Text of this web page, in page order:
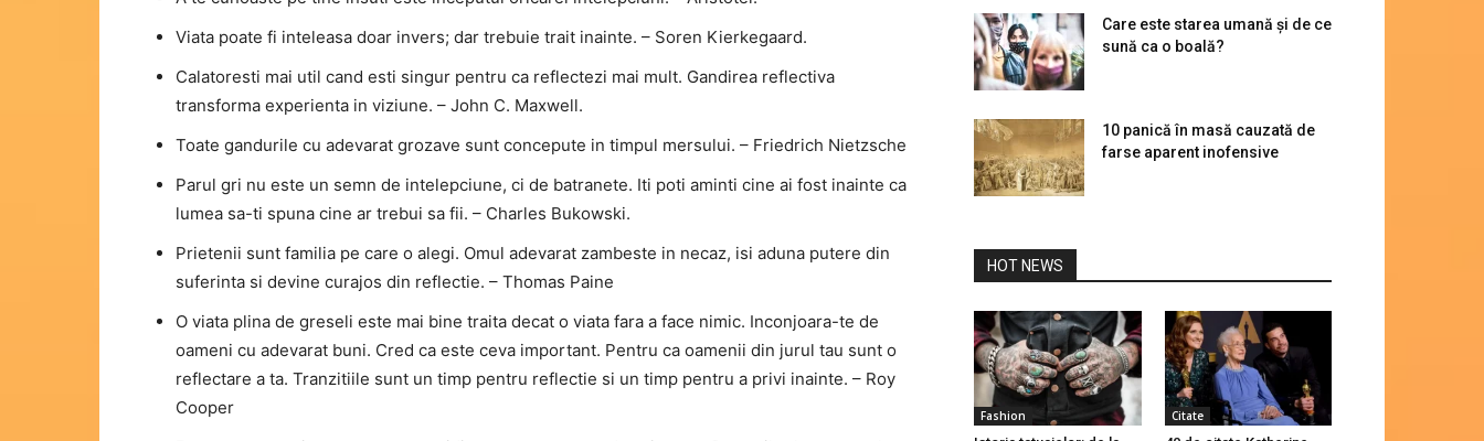
Viata poate fi inteleasa doar invers; dar trebuie trait inainte. – Soren Kierkegaard.
Calatoresti mai util cand esti singur pentru ca reflectezi mai mult. Gandirea reflectiva
transforma experienta in viziune. – John C. Maxwell.
Toate gandurile cu adevarat grozave sunt concepute in timpul mersului. – Friedrich Nietzsche
Parul gri nu este un semn de intelepciune, ci de batranete. Iti poti aminti cine ai fost inainte ca
lumea sa-ti spuna cine ar trebui sa fii. – Charles Bukowski.
Prietenii sunt familia pe care o alegi. Omul adevarat zambeste in necaz, isi aduna putere din
suferinta si devine curajos din reflectie. – Thomas Paine
O viata plina de greseli este mai bine traita decat o viata fara a face nimic. Inconjoara-te de
oameni cu adevarat buni. Cred ca este ceva important. Pentru ca oamenii din jurul tau sunt o
reflectare a ta. Tranzitiile sunt un timp pentru reflectie si un timp pentru a privi inainte. – Roy
Cooper
Care este starea umană și de ce
sună ca o boală?
10 panică în masă cauzată de
farse aparent inofensive
HOT NEWS
Fashion Citate